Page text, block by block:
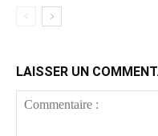
LAISSER UN